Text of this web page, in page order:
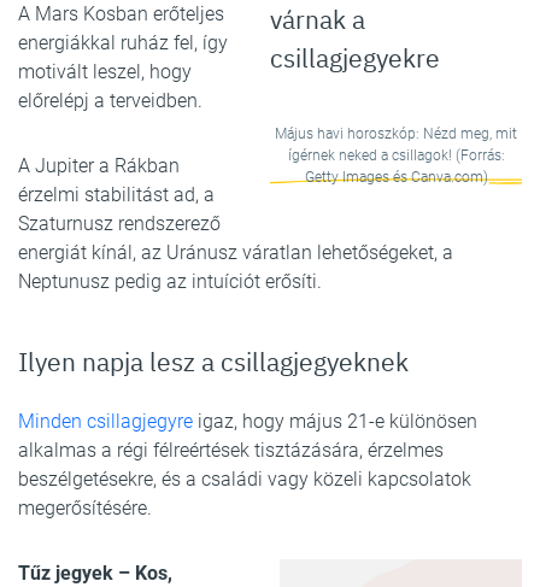
várnak a
csillagjegyekre
Május havi horoszkóp: Nézd meg, mit
ígérnek neked a csillagok! (Forrás:
Getty Images és Canva.com)
A Mars Kosban erőteljes
energiákkal ruház fel, így
motivált leszel, hogy
előrelépj a terveidben.
A Jupiter a Rákban
érzelmi stabilitást ad, a
Szaturnusz rendszerező
energiát kínál, az Uránusz váratlan lehetőségeket, a
Neptunusz pedig az intuíciót erősíti.
Ilyen napja lesz a csillagjegyeknek
Minden csillagjegyre igaz, hogy május 21-e különösen
alkalmas a régi félreértések tisztázására, érzelmes
beszélgetésekre, és a családi vagy közeli kapcsolatok
megerősítésére.
Tűz jegyek – Kos,